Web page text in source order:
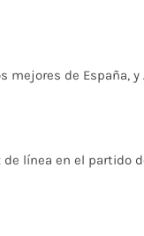
mejores de España,
línea en el